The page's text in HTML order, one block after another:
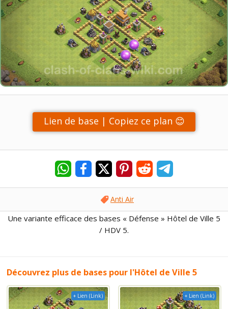
Lien de base | Copiez ce plan 😊
Anti Air
Une variante efficace des bases « Défense » Hôtel de Ville 5
/ HDV 5.
Découvrez plus de bases pour l'Hôtel de Ville 5
+ Lien (Link) + Lien (Link)